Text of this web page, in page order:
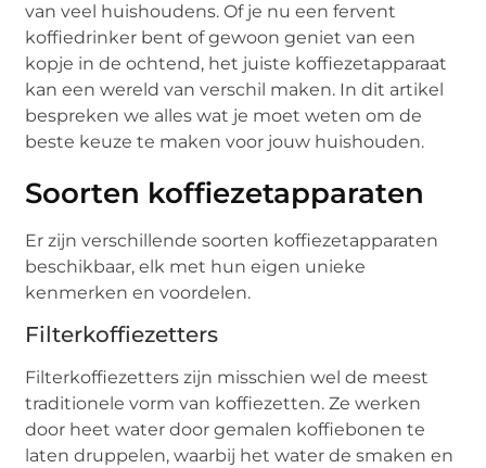
van veel huishoudens. Of je nu een fervent
koffiedrinker bent of gewoon geniet van een
kopje in de ochtend, het juiste koffiezetapparaat
kan een wereld van verschil maken. In dit artikel
bespreken we alles wat je moet weten om de
beste keuze te maken voor jouw huishouden.
Soorten koffiezetapparaten
Er zijn verschillende soorten koffiezetapparaten
beschikbaar, elk met hun eigen unieke
kenmerken en voordelen.
Filterkoffiezetters
Filterkoffiezetters zijn misschien wel de meest
traditionele vorm van koffiezetten. Ze werken
door heet water door gemalen koffiebonen te
laten druppelen, waarbij het water de smaken en